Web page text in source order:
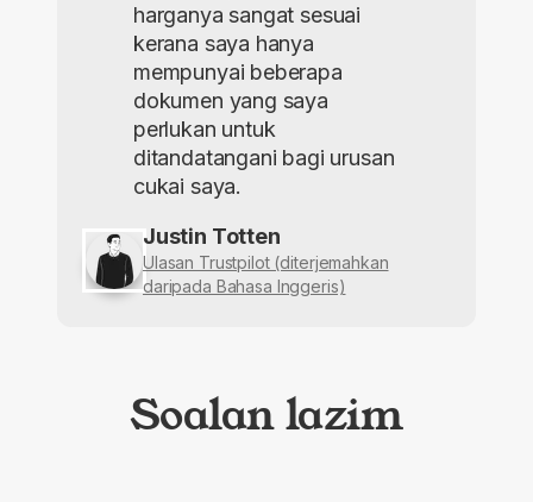
harganya sangat sesuai
kerana saya hanya
mempunyai beberapa
dokumen yang saya
perlukan untuk
ditandatangani bagi urusan
cukai saya.
Justin Totten
Ulasan Trustpilot (diterjemahkan
daripada Bahasa Inggeris)
Soalan lazim